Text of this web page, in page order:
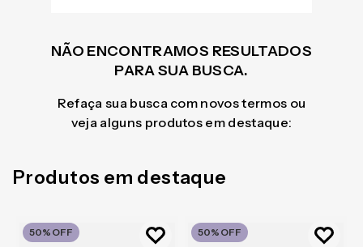
NÃO ENCONTRAMOS RESULTADOS
PARA SUA BUSCA.
Refaça sua busca com novos termos ou
veja alguns produtos em destaque:
Produtos em destaque
50% OFF 50% OFF